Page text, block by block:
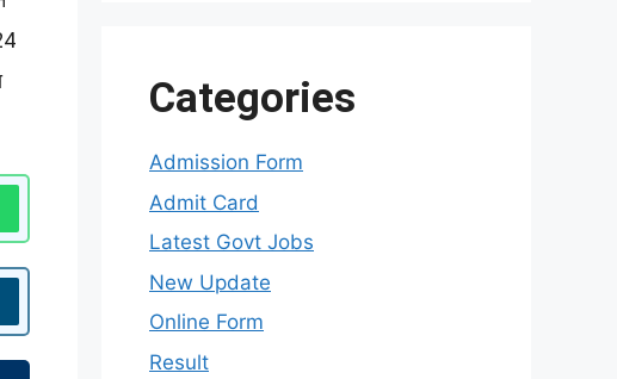
Categories
Admission Form
Admit Card
Latest Govt Jobs
New Update
Online Form
Result